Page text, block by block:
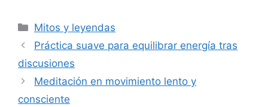
Categorías
Mitos y leyendas
Práctica suave para equilibrar energía tras
discusiones
Meditación en movimiento lento y
consciente